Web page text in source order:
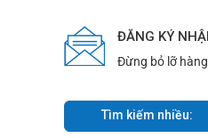
ĐĂNG KÝ
Đừng bỏ lỡ
Tìm kiếm nhiều: